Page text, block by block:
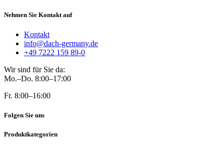
Nehmen Sie Kontakt auf
Kontakt
info@dach-germany.de
+49 7222 159 89-0
Wir sind für Sie da:
Mo.–Do. 8:00–17:00
Fr. 8:00–16:00
Folgen Sie uns
Produktkategorien